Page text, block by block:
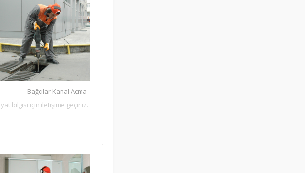
Bağcılar Kanal Açma
bilgisi için iletişime geçiniz.